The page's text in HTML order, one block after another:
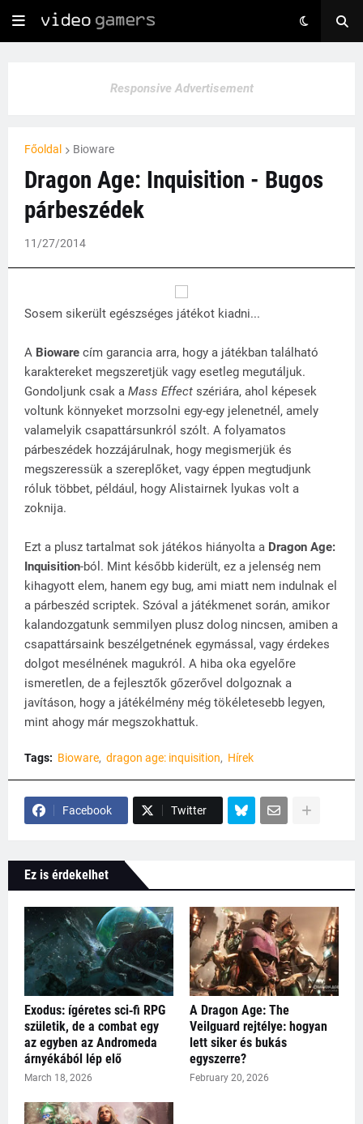
Responsive Advertisement
Főoldal Bioware
Dragon Age: Inquisition - Bugos
párbeszédek
11/27/2014
Sosem sikerült egészséges játékot kiadni...
A Bioware cím garancia arra, hogy a játékban található
karaktereket megszeretjük vagy esetleg megutáljuk.
Gondoljunk csak a Mass Effect szériára, ahol képesek
voltunk könnyeket morzsolni egy-egy jelenetnél, amely
valamelyik csapattársunkról szólt. A folyamatos
párbeszédek hozzájárulnak, hogy megismerjük és
megszeressük a szereplőket, vagy éppen megtudjunk
róluk többet, például, hogy Alistairnek lyukas volt a
zoknija.
Ezt a plusz tartalmat sok játékos hiányolta a Dragon Age:
Inquisition-ból. Mint később kiderült, ez a jelenség nem
kihagyott elem, hanem egy bug, ami miatt nem indulnak el
a párbeszéd scriptek. Szóval a játékmenet során, amikor
kalandozgatunk semmilyen plusz dolog nincsen, amiben a
csapattársaink beszélgetnének egymással, vagy érdekes
dolgot mesélnének magukról. A hiba oka egyelőre
ismeretlen, de a fejlesztők gőzerővel dolgoznak a
javításon, hogy a játékélmény még tökéletesebb legyen,
mint ahogy már megszokhattuk.
Tags: Bioware dragon age: inquisition Hírek
Facebook Twitter
Ez is érdekelhet
Exodus: ígéretes sci‑fi RPG
születik, de a combat egy
az egyben az Andromeda
árnyékából lép elő
March 18, 2026
A Dragon Age: The
Veilguard rejtélye: hogyan
lett siker és bukás
egyszerre?
February 20, 2026